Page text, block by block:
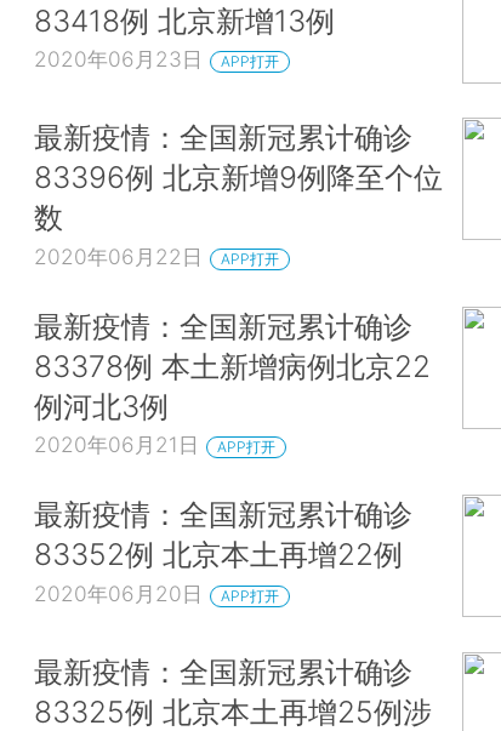
83418例 北京新增13例
2020年06月23日 APP打开
最新疫情：全国新冠累计确诊
83396例 北京新增9例降至个位
数
2020年06月22日 APP打开
最新疫情：全国新冠累计确诊
83378例 本土新增病例北京22
例河北3例
2020年06月21日 APP打开
最新疫情：全国新冠累计确诊
83352例 北京本土再增22例
2020年06月20日 APP打开
最新疫情：全国新冠累计确诊
83325例 北京本土再增25例涉